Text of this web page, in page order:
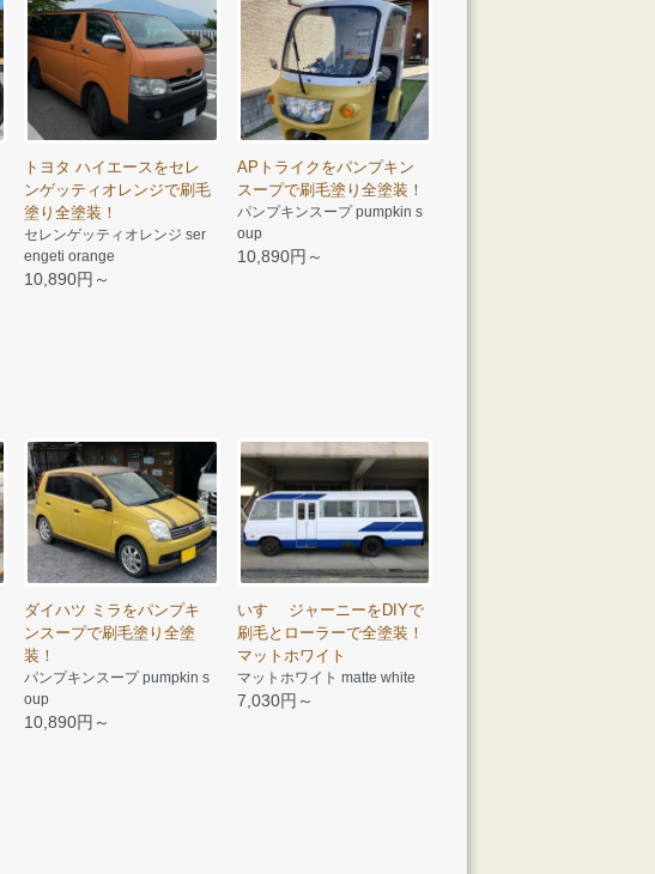
トヨタ ハイエースをセレ
ンゲッティオレンジで刷毛
塗り全塗装！
セレンゲッティオレンジ ser
engeti orange
10,890円～
APトライクをパンプキン
スープで刷毛塗り全塗装！
パンプキンスープ pumpkin s
oup
10,890円～
ダイハツ ミラをパンプキ
ンスープで刷毛塗り全塗
装！
パンプキンスープ pumpkin s
oup
10,890円～
いすゞ ジャーニーをDIYで
刷毛とローラーで全塗装！
マットホワイト
マットホワイト matte white
7,030円～